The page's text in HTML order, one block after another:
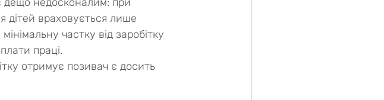
дітей враховується лише
частку від заробітку
праці.
отримує позивач є досить